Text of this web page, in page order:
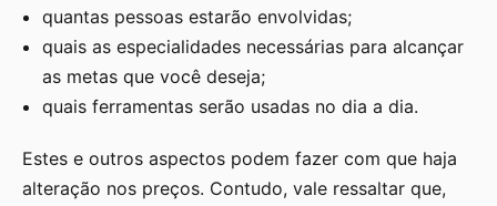
quantas pessoas estarão envolvidas;
quais as especialidades necessárias para alcançar
as metas que você deseja;
quais ferramentas serão usadas no dia a dia.
Estes e outros aspectos podem fazer com que haja
alteração nos preços. Contudo, vale ressaltar que,